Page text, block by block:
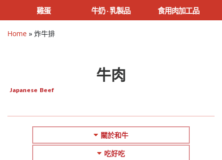
雞蛋
牛奶 ‧ 乳製品 食用肉加工品
Home » 炸牛排
牛肉
Japanese Beef
關於和牛
吃好吃